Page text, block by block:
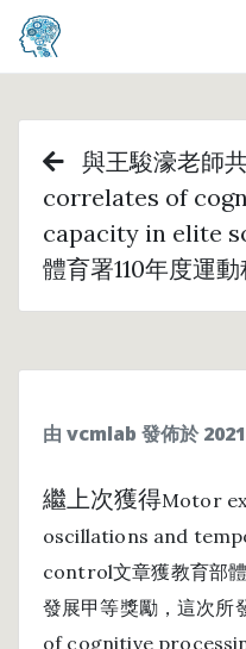
與王駿濠老師
correlates of
capacity in elite
體育署110年度運
由 vcmlab 發佈於
繼上次獲得Motor
oscillations and
control文章獲教育部
發展甲等獎勵，這次所
of cognitive